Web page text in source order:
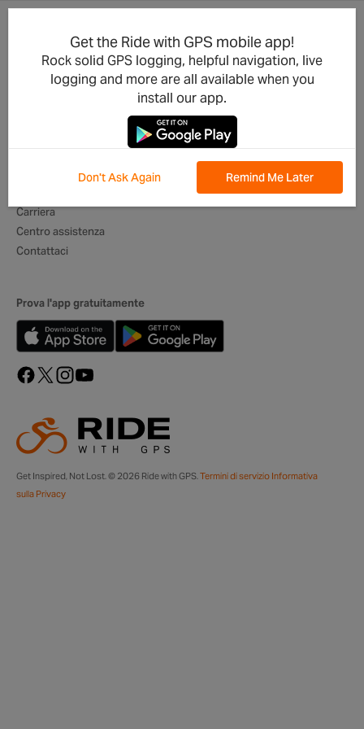
Get Inspired, Not Lost. © 2026 Ride with GPS.Termini di servizio Informativa
sulla Privacy
Aggiornamenti prodotto
Integrazioni
Sviluppatori
App per dispositivi mobili
Per le aziende
Club di ciclismo
Organizzatori di eventi
Operatori turistici
Itinerari digitali
Carriera
Centro assistenza
Contattaci
Prova l'app gratuitamente
Get the Ride with GPS mobile app!
Rock solid GPS logging, helpful navigation, live
logging and more are all available when you
install our app.
Don't Ask Again Remind Me Later